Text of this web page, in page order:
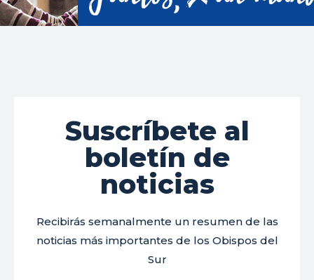
Suscríbete al
boletín de
noticias
Recibirás semanalmente un resumen de las
noticias más importantes de los Obispos del
Sur